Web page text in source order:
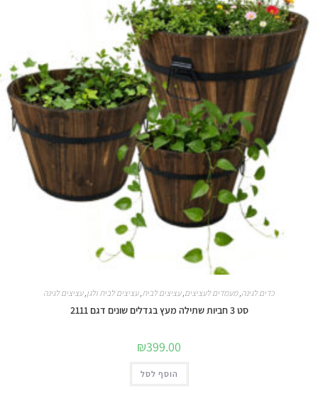
כדים לגינה,מעמדים לעציצים,עציצים לבית,עציצים לבית ולגן,עציצים לגינה
סט 3 חביות שתילה מעץ בגדלים שונים דגם 2111
₪399.00
הוסף לסל